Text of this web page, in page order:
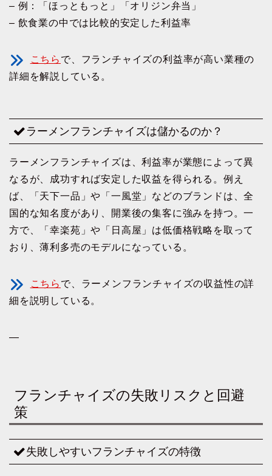
– 例：「ほっともっと」「オリジン弁当」
– 飲食業の中では比較的安定した利益率
こちら で、フランチャイズの利益率が高い業種の
詳細を解説している。
ラーメンフランチャイズは儲かるのか？
ラーメンフランチャイズは、利益率が業態によって異
なるが、成功すれば安定した収益を得られる。例え
ば、「天下一品」や「一風堂」などのブランドは、全
国的な知名度があり、開業後の集客に強みを持つ。一
方で、「幸楽苑」や「日高屋」は低価格戦略を取って
おり、薄利多売のモデルになっている。
こちら で、ラーメンフランチャイズの収益性の詳
細を説明している。
—
フランチャイズの失敗リスクと回避
策
失敗しやすいフランチャイズの特徴